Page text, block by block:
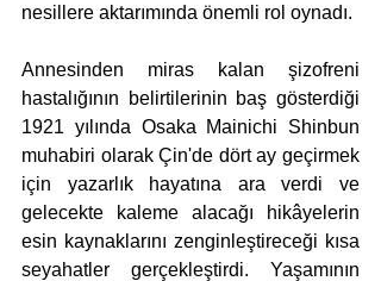
nesillere aktarımında önemli rol oynadı.
Annesinden miras kalan şizofreni
hastalığının belirtilerinin baş gösterdiği
1921 yılında Osaka Mainichi Shinbun
muhabiri olarak Çin'de dört ay geçirmek
için yazarlık hayatına ara verdi ve
gelecekte kaleme alacağı hikâyelerin
esin kaynaklarını zenginleştireceği kısa
seyahatler gerçekleştirdi. Yaşamının